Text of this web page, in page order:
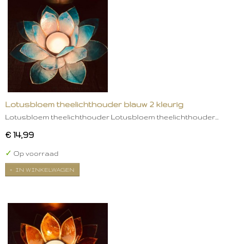
Lotusbloem theelichthouder blauw 2 kleurig
Lotusbloem theelichthouder Lotusbloem theelichthouder…
€ 14,99
✓ Op voorraad
IN WINKELWAGEN